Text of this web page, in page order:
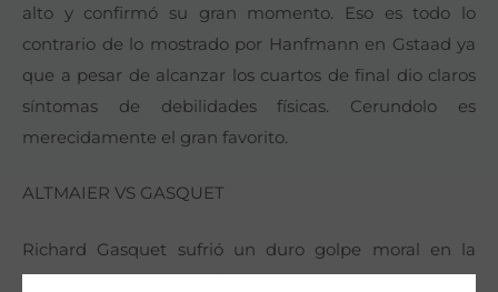
alto y confirmó su gran momento. Eso es todo lo
contrario de lo mostrado por Hanfmann en Gstaad ya
que a pesar de alcanzar los cuartos de final dio claros
síntomas de debilidades físicas. Cerundolo es
merecidamente el gran favorito.
ALTMAIER VS GASQUET
Richard Gasquet sufrió un duro golpe moral en la
Copa Hopman. Jugando en casa parecía que sería el